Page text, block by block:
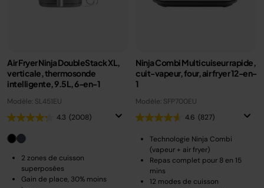
Air Fryer Ninja DoubleStack XL,
verticale, thermosonde
intelligente, 9.5L, 6-en-1
Modèle: SL451EU
4.3 (2008)
2 zones de cuisson
superposées
Gain de place, 30% moins
Ninja Combi Multicuiseur rapide,
cuit-vapeur, four, air fryer 12-en-
1
Modèle: SFP700EU
4.6 (827)
Technologie Ninja Combi
(vapeur + air fryer)
Repas complet pour 8 en 15
mins
12 modes de cuisson